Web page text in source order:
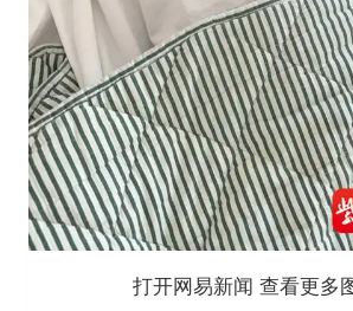
打开网易新闻 查看更多